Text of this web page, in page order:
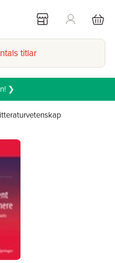
titlar
❯